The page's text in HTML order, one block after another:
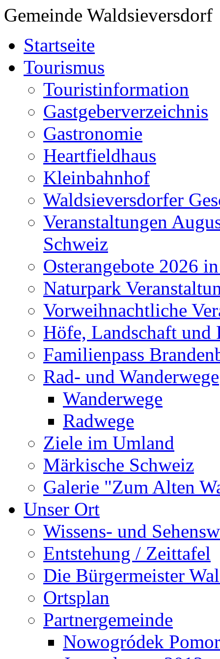
Gemeinde Waldsieversdorf
Startseite
Tourismus
Touristinformation
Gastgeberverzeichnis
Gastronomie
Heartfieldhaus
Kleinbahnhof
Waldsieversdorfer
Veranstaltungen
Schweiz
Osterangebote 2026
Naturpark
Vorweihnachtliche
Höfe, Landschaft und
Familienpass
Rad- und Wanderwege
Wanderwege
Radwege
Ziele im Umland
Märkische Schweiz
Galerie "Zum Alten
Unser Ort
Wissens- und
Entstehung / Zeittafel
Die Bürgermeister
Ortsplan
Partnergemeinde
Nowogródek